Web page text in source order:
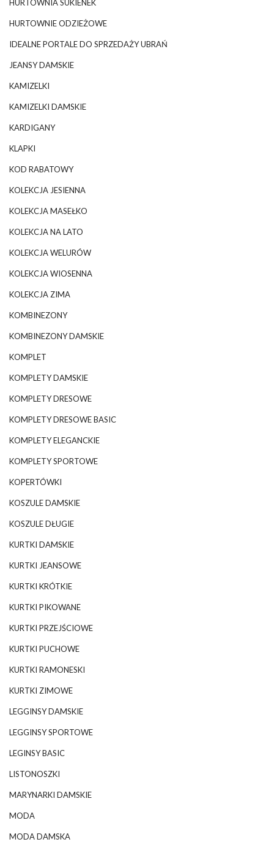
HURTOWNIA SUKIENEK
HURTOWNIE ODZIEŻOWE
IDEALNE PORTALE DO SPRZEDAŻY UBRAŃ
JEANSY DAMSKIE
KAMIZELKI
KAMIZELKI DAMSKIE
KARDIGANY
KLAPKI
KOD RABATOWY
KOLEKCJA JESIENNA
KOLEKCJA MASEŁKO
KOLEKCJA NA LATO
KOLEKCJA WELURÓW
KOLEKCJA WIOSENNA
KOLEKCJA ZIMA
KOMBINEZONY
KOMBINEZONY DAMSKIE
KOMPLET
KOMPLETY DAMSKIE
KOMPLETY DRESOWE
KOMPLETY DRESOWE BASIC
KOMPLETY ELEGANCKIE
KOMPLETY SPORTOWE
KOPERTÓWKI
KOSZULE DAMSKIE
KOSZULE DŁUGIE
KURTKI DAMSKIE
KURTKI JEANSOWE
KURTKI KRÓTKIE
KURTKI PIKOWANE
KURTKI PRZEJŚCIOWE
KURTKI PUCHOWE
KURTKI RAMONESKI
KURTKI ZIMOWE
LEGGINSY DAMSKIE
LEGGINSY SPORTOWE
LEGINSY BASIC
LISTONOSZKI
MARYNARKI DAMSKIE
MODA
MODA DAMSKA